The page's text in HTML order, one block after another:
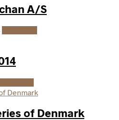
A/S
of Denmark